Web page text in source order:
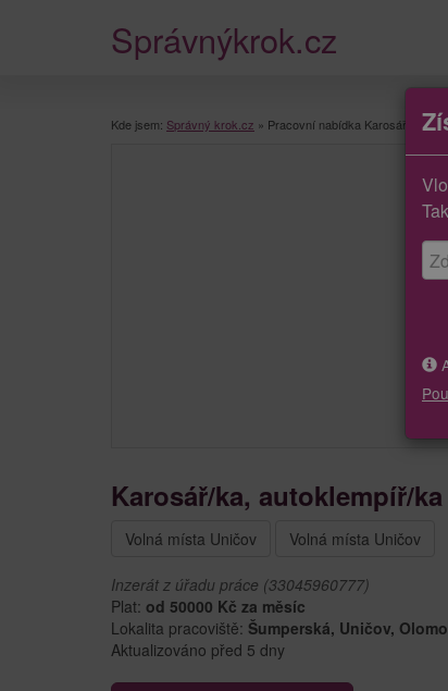
Správnýkrok.cz
Kde jsem: Správný krok.cz » Pracovní nabídka Karosář/ka,
Karosář/ka, autoklempíř/
Volná místa Uničov Volná místa Uničov
Inzerát z úřadu práce (33045960777)
Plat: od 50000 Kč za měsíc
Lokalita pracoviště: Šumperská, Uničov,
Aktualizováno před 5 dny